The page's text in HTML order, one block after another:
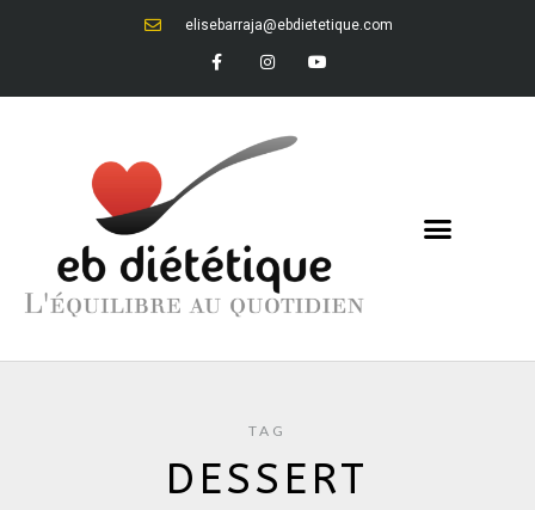
elisebarraja@ebdietetique.com
TAG
DESSERT